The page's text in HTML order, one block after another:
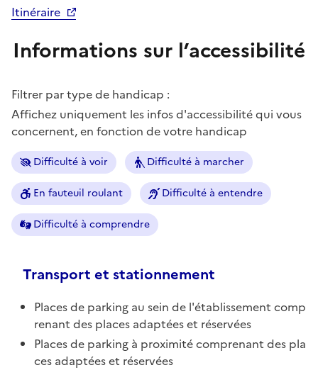
Adresse
Itinéraire
Informations sur l’accessibilité
Filtrer par type de handicap :
Affichez uniquement les infos d'accessibilité qui vous
concernent, en fonction de votre handicap
Difficulté à voir Difficulté à marcher
En fauteuil roulant Difficulté à entendre
Difficulté à comprendre
Transport et stationnement
Places de parking au sein de l'établissement comp
renant des places adaptées et réservées
Places de parking à proximité comprenant des pla
ces adaptées et réservées